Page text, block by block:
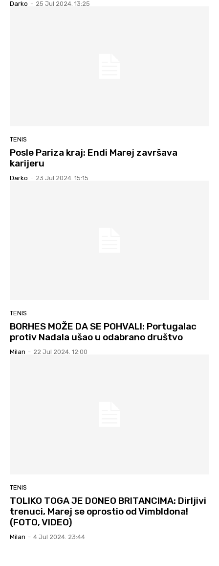
Darko - 25 Jul 2024. 13:25
TENIS
Posle Pariza kraj: Endi Marej završava
karijeru
Darko - 23 Jul 2024. 15:15
TENIS
BORHES MOŽE DA SE POHVALI: Portugalac
protiv Nadala ušao u odabrano društvo
Milan - 22 Jul 2024. 12:00
TENIS
TOLIKO TOGA JE DONEO BRITANCIMA: Dirljivi
trenuci, Marej se oprostio od Vimbldona!
(FOTO, VIDEO)
Milan - 4 Jul 2024. 23:44